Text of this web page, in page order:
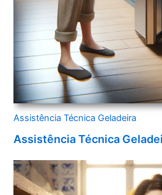
Assistência Técnica Geladeira
Assistência Técnica